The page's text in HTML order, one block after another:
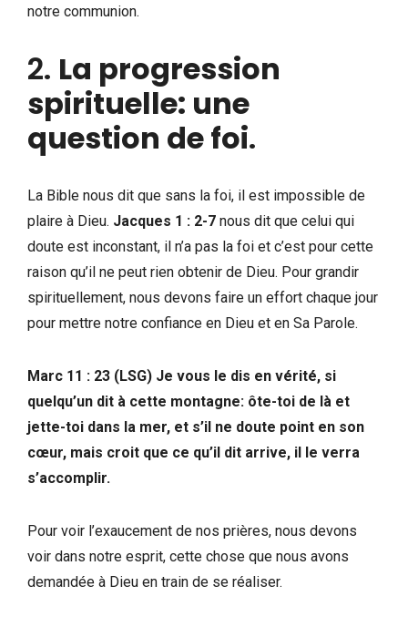
notre communion.
2. La progression
spirituelle: une
question de foi.
La Bible nous dit que sans la foi, il est impossible de
plaire à Dieu. Jacques 1 : 2-7 nous dit que celui qui
doute est inconstant, il n’a pas la foi et c’est pour cette
raison qu’il ne peut rien obtenir de Dieu. Pour grandir
spirituellement, nous devons faire un effort chaque jour
pour mettre notre confiance en Dieu et en Sa Parole.
Marc 11 : 23 (LSG) Je vous le dis en vérité, si
quelqu’un dit à cette montagne: ôte-toi de là et
jette-toi dans la mer, et s’il ne doute point en son
cœur, mais croit que ce qu’il dit arrive, il le verra
s’accomplir.
Pour voir l’exaucement de nos prières, nous devons
voir dans notre esprit, cette chose que nous avons
demandée à Dieu en train de se réaliser.